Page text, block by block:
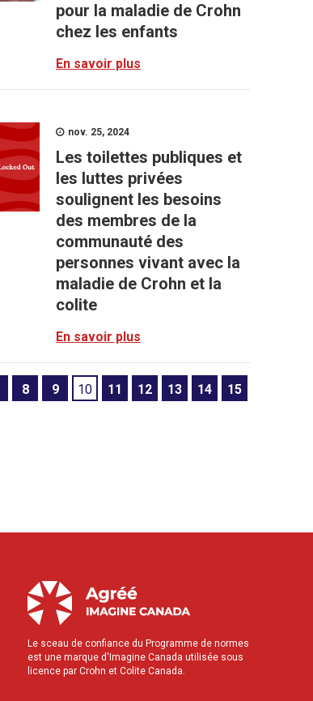
pour la maladie de Crohn
chez les enfants
En savoir plus
nov. 25, 2024
Les toilettes publiques et
les luttes privées
soulignent les besoins
des membres de la
communauté des
personnes vivant avec la
maladie de Crohn et la
colite
En savoir plus
8 9 10 11 12 13 14 15
Le sceau de confiance du Programme de normes
est une marque d'Imagine Canada utilisée sous
licence par Crohn et Colite Canada.